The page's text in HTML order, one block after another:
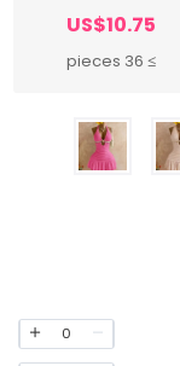
US$10.75
≥ 36 pieces
0